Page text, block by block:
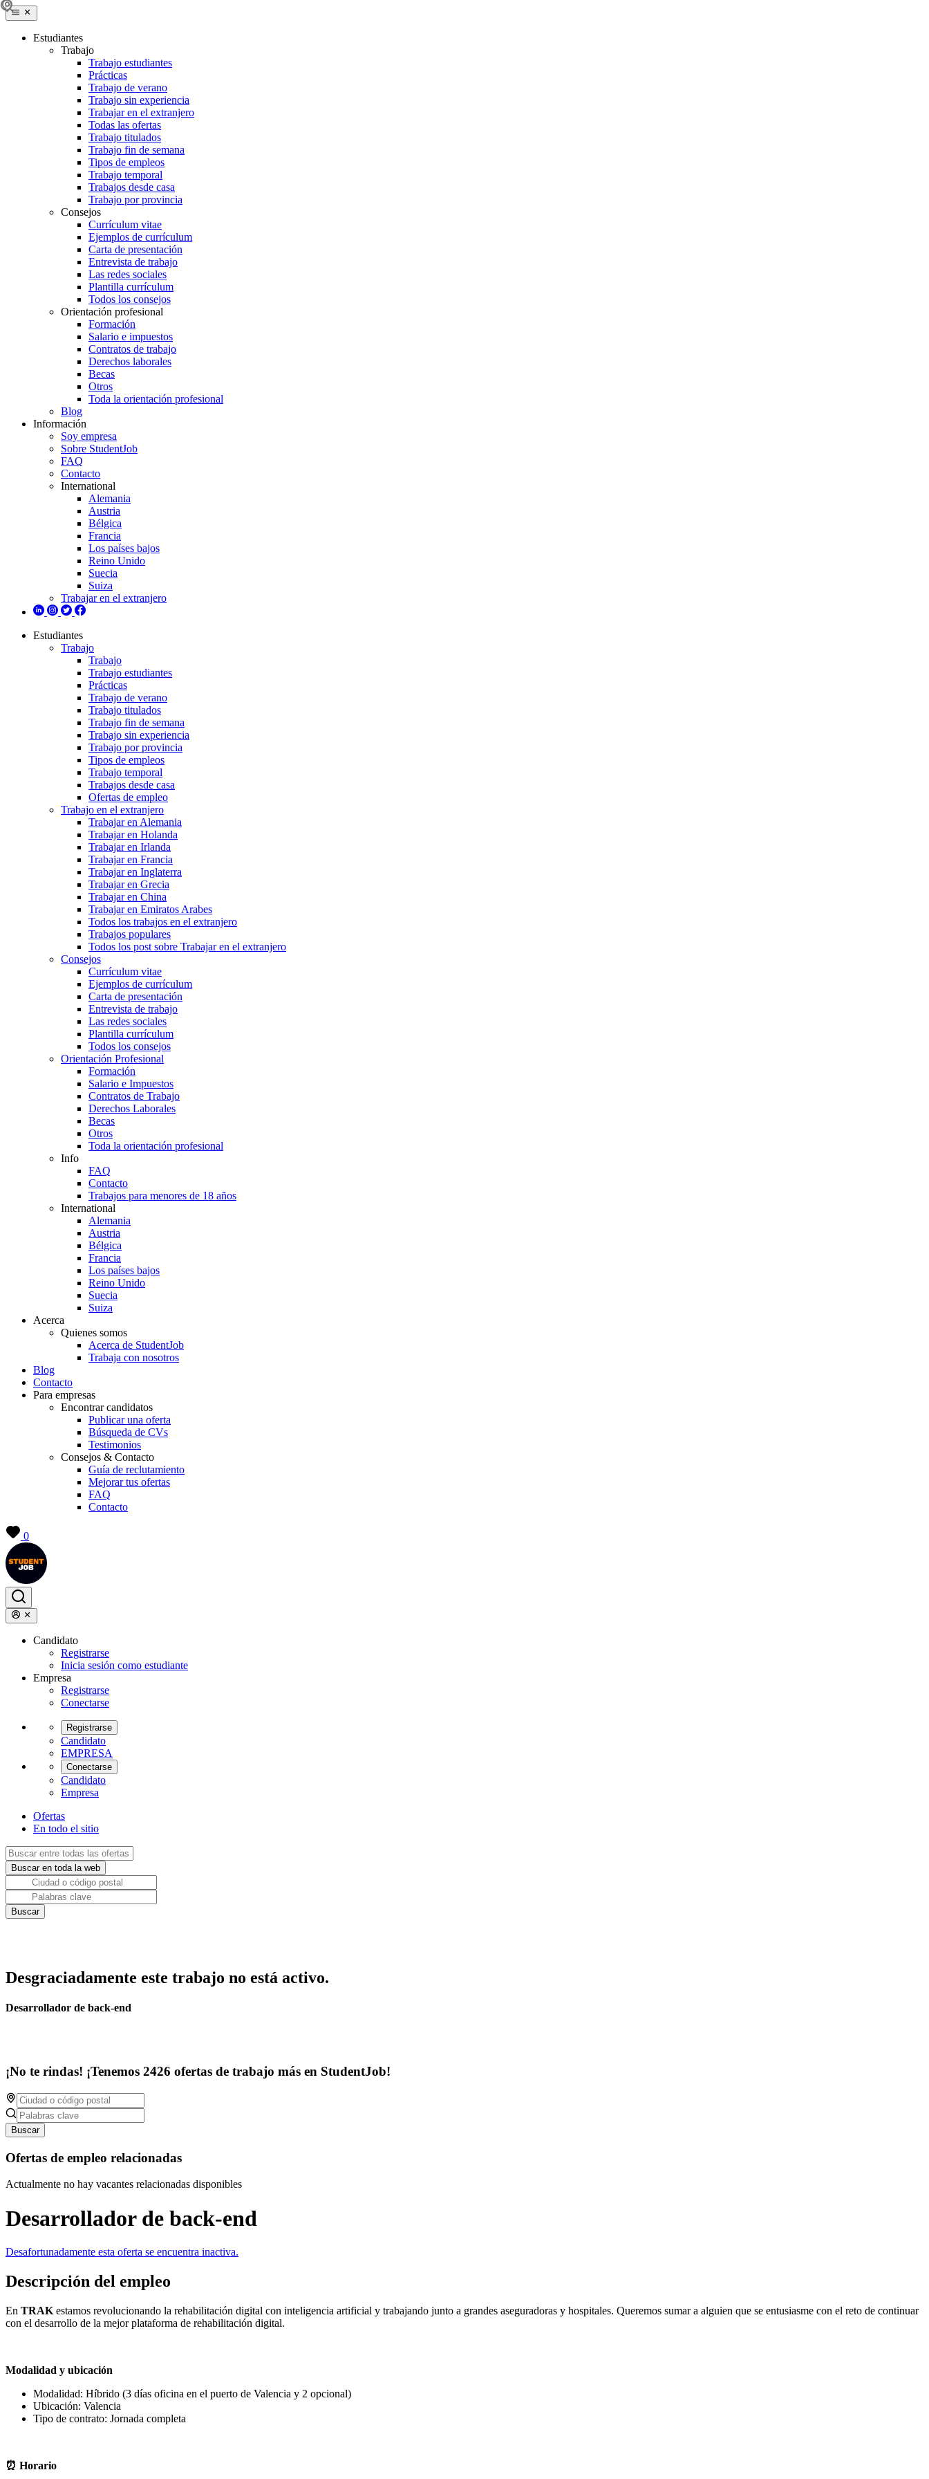
Estudiantes
Trabajo
Trabajo estudiantes
Prácticas
Trabajo de verano
Trabajo sin experiencia
Trabajar en el extranjero
Todas las ofertas
Trabajo titulados
Trabajo fin de semana
Tipos de empleos
Trabajo temporal
Trabajos desde casa
Trabajo por provincia
Consejos
Currículum vitae
Ejemplos de currículum
Carta de presentación
Entrevista de trabajo
Las redes sociales
Plantilla currículum
Todos los consejos
Orientación profesional
Formación
Salario e impuestos
Contratos de trabajo
Derechos laborales
Becas
Otros
Toda la orientación profesional
Blog
Información
Soy empresa
Sobre StudentJob
FAQ
Contacto
International
Alemania
Austria
Bélgica
Francia
Los países bajos
Reino Unido
Suecia
Suiza
Trabajar en el extranjero
Estudiantes
Trabajo
Trabajo
Trabajo estudiantes
Prácticas
Trabajo de verano
Trabajo titulados
Trabajo fin de semana
Trabajo sin experiencia
Trabajo por provincia
Tipos de empleos
Trabajo temporal
Trabajos desde casa
Ofertas de empleo
Trabajo en el extranjero
Trabajar en Alemania
Trabajar en Holanda
Trabajar en Irlanda
Trabajar en Francia
Trabajar en Inglaterra
Trabajar en Grecia
Trabajar en China
Trabajar en Emiratos Arabes
Todos los trabajos en el extranjero
Trabajos populares
Todos los post sobre Trabajar en el extranjero
Consejos
Currículum vitae
Ejemplos de currículum
Carta de presentación
Entrevista de trabajo
Las redes sociales
Plantilla currículum
Todos los consejos
Orientación Profesional
Formación
Salario e Impuestos
Contratos de Trabajo
Derechos Laborales
Becas
Otros
Toda la orientación profesional
Info
FAQ
Contacto
Trabajos para menores de 18 años
International
Alemania
Austria
Bélgica
Francia
Los países bajos
Reino Unido
Suecia
Suiza
Acerca
Quienes somos
Acerca de StudentJob
Trabaja con nosotros
Blog
Contacto
Para empresas
Encontrar candidatos
Publicar una oferta
Búsqueda de CVs
Testimonios
Consejos & Contacto
Guía de reclutamiento
Mejorar tus ofertas
FAQ
Contacto
0
Candidato
Registrarse
Inicia sesión como estudiante
Empresa
Registrarse
Conectarse
Registrarse
Candidato
EMPRESA
Conectarse
Candidato
Empresa
Ofertas
En todo el sitio
Desgraciadamente este trabajo no está activo.
Desarrollador de back-end
¡No te rindas! ¡Tenemos 2426 ofertas de trabajo más en StudentJob!
Buscar
Ofertas de empleo relacionadas
Actualmente no hay vacantes relacionadas disponibles
Desarrollador de back-end
Desafortunadamente esta oferta se encuentra inactiva.
Descripción del empleo
En TRAK estamos revolucionando la rehabilitación digital con inteligencia artificial y trabajando junto a grandes aseguradoras y hospitales. Queremos sumar a alguien que se entusiasme con el reto de continuar
con el desarrollo de la mejor plataforma de rehabilitación digital.
Modalidad y ubicación
Modalidad: Híbrido (3 días oficina en el puerto de Valencia y 2 opcional)
Ubicación: Valencia
Tipo de contrato: Jornada completa
⏰ Horario